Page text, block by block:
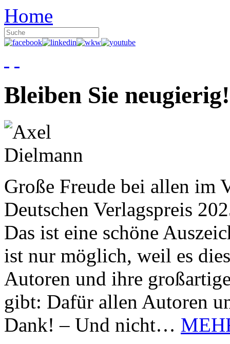
Home
Bleiben Sie neugierig!
Große Freude bei allen im
Deutschen Verlagspreis
Das ist eine schöne
ist nur möglich, weil es
Autoren und ihre
gibt: Dafür allen Autoren
Dank! – Und nicht…